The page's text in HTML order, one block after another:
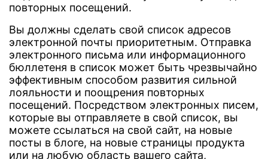
повторных посещений.
Вы должны сделать свой список адресов
электронной почты приоритетным. Отправка
электронного письма или информационного
бюллетеня в список может быть чрезвычайно
эффективным способом развития сильной
лояльности и поощрения повторных
посещений. Посредством электронных писем,
которые вы отправляете в свой список, вы
можете ссылаться на свой сайт, на новые
посты в блоге, на новые страницы продукта
или на любую область вашего сайта,